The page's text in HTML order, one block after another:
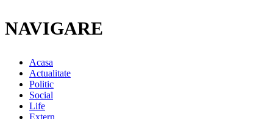
NAVIGARE
Acasa
Actualitate
Politic
Social
Life
Extern